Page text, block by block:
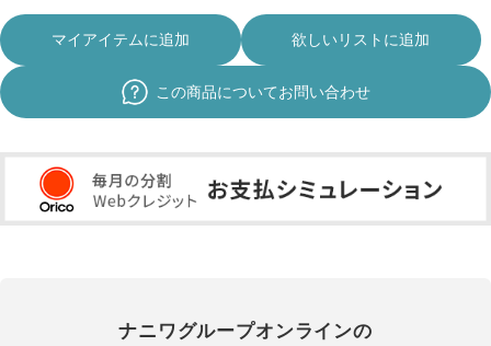
マイアイテムに追加 欲しいリストに追加
この商品についてお問い合わせ
ナニワグループオンラインの